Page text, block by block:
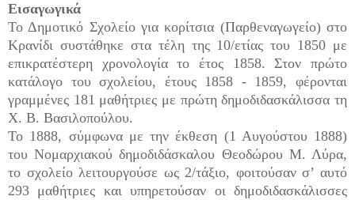
Εισαγωγικά
Το Δημοτικό Σχολείο για κορίτσια (Παρθεναγωγείο) στο
Κρανίδι συστάθηκε στα τέλη της 10/ετίας του 1850 με
επικρατέστερη χρονολογία το έτος 1858. Στον πρώτο
κατάλογο του σχολείου, έτους 1858 - 1859, φέρονται
γραμμένες 181 μαθήτριες με πρώτη δημοδιδασκάλισσα τη
Χ. Β. Βασιλοπούλου.
Το 1888, σύμφωνα με την έκθεση (1 Αυγούστου 1888)
του Νομαρχιακού δημοδιδάσκαλου Θεοδώρου Μ. Λύρα,
το σχολείο λειτουργούσε ως 2/τάξιο, φοιτούσαν σ’ αυτό
293 μαθήτριες και υπηρετούσαν οι δημοδιδασκάλισσες